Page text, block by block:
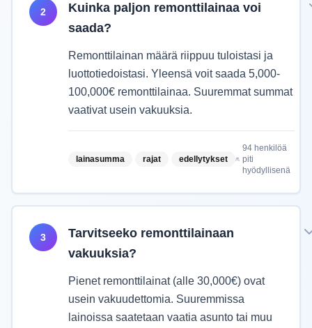
2
Kuinka paljon remonttilainaa voi
saada?
Remonttilainan määrä riippuu tuloistasi ja
luottotiedoistasi. Yleensä voit saada 5,000-
100,000€ remonttilainaa. Suuremmat summat
vaativat usein vakuuksia.
lainasumma rajat edellytykset
94henkilöä
piti
hyödyllisenä
3
Tarvitseeko remonttilainaan
vakuuksia?
Pienet remonttilainat (alle 30,000€) ovat
usein vakuudettomia. Suuremmissa
lainoissa saatetaan vaatia asunto tai muu